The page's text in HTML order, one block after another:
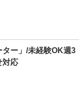
ー」/未経験OK週3
対応